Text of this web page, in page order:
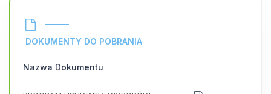
DOKUMENTY DO POBRANIA
Nazwa Dokumentu